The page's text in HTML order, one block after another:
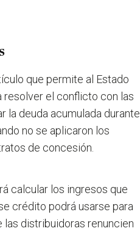
que permite al Estado
resolver el conflicto con las
la deuda acumulada durante
no se aplicaron los
de concesión.
calcular los ingresos que
crédito podrá usarse para
las distribuidoras renuncien